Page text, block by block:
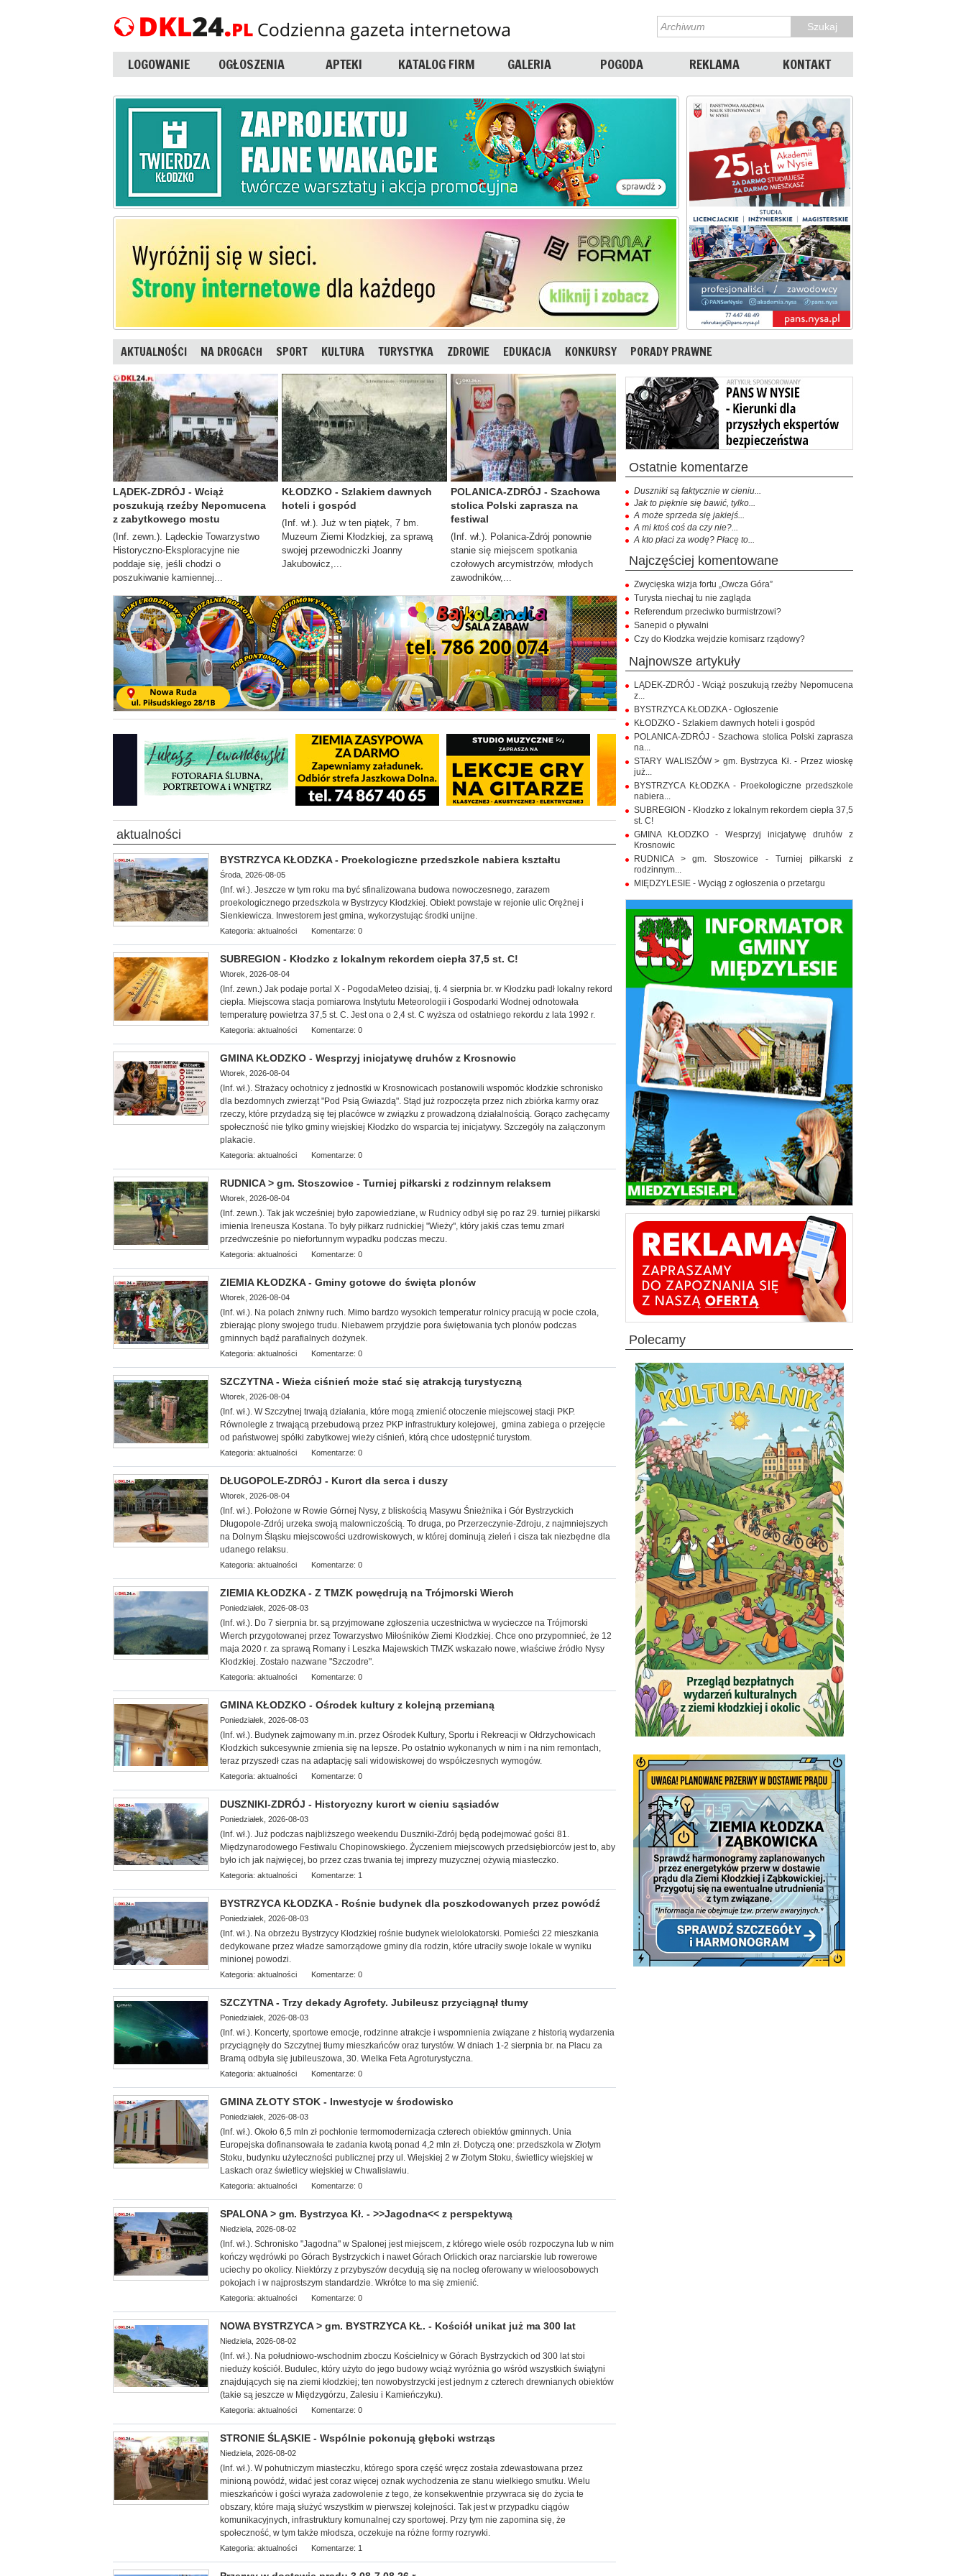
LOGOWANIE OGŁOSZENIA APTEKI KATALOG FIRM GALERIA POGODA REKLAMA KONTAKT
AKTUALNOŚCI NA DROGACH SPORT KULTURA TURYSTYKA ZDROWIE EDUKACJA KONKURSY PORADY PRAWNE
LĄDEK-ZDRÓJ - Wciąż
poszukują rzeźby Nepomucena
z zabytkowego mostu
(Inf. zewn.). Lądeckie Towarzystwo
Historyczno-Eksploracyjne nie
poddaje się, jeśli chodzi o
poszukiwanie kamiennej...
KŁODZKO - Szlakiem dawnych
hoteli i gospód
(Inf. wł.). Już w ten piątek, 7 bm.
Muzeum Ziemi Kłodzkiej, za sprawą
swojej przewodniczki Joanny
Jakubowicz,...
POLANICA-ZDRÓJ - Szachowa
stolica Polski zaprasza na
festiwal
(Inf. wł.). Polanica-Zdrój ponownie
stanie się miejscem spotkania
czołowych arcymistrzów, młodych
zawodników,...
aktualności
BYSTRZYCA KŁODZKA - Proekologiczne przedszkole nabiera kształtu
Środa, 2026-08-05
(Inf. wł.). Jeszcze w tym roku ma być sfinalizowana budowa nowoczesnego, zarazem
proekologicznego przedszkola w Bystrzycy Kłodzkiej. Obiekt powstaje w rejonie ulic Orężnej i
Sienkiewicza. Inwestorem jest gmina, wykorzystując środki unijne.
Kategoria: aktualności Komentarze: 0
SUBREGION - Kłodzko z lokalnym rekordem ciepła 37,5 st. C!
Wtorek, 2026-08-04
(Inf. zewn.) Jak podaje portal X - PogodaMeteo dzisiaj, tj. 4 sierpnia br. w Kłodzku padł lokalny rekord
ciepła. Miejscowa stacja pomiarowa Instytutu Meteorologii i Gospodarki Wodnej odnotowała
temperaturę powietrza 37,5 st. C. Jest ona o 2,4 st. C wyższa od ostatniego rekordu z lata 1992 r.
Kategoria: aktualności Komentarze: 0
GMINA KŁODZKO - Wesprzyj inicjatywę druhów z Krosnowic
Wtorek, 2026-08-04
(Inf. wł.). Strażacy ochotnicy z jednostki w Krosnowicach postanowili wspomóc kłodzkie schronisko
dla bezdomnych zwierząt "Pod Psią Gwiazdą". Stąd już rozpoczęta przez nich zbiórka karmy oraz
rzeczy, które przydadzą się tej placówce w związku z prowadzoną działalnością. Gorąco zachęcamy
społeczność nie tylko gminy wiejskiej Kłodzko do wsparcia tej inicjatywy. Szczegóły na załączonym
plakacie.
Kategoria: aktualności Komentarze: 0
RUDNICA > gm. Stoszowice - Turniej piłkarski z rodzinnym relaksem
Wtorek, 2026-08-04
(Inf. zewn.). Tak jak wcześniej było zapowiedziane, w Rudnicy odbył się po raz 29. turniej piłkarski
imienia Ireneusza Kostana. To były piłkarz rudnickiej "Wieży", który jakiś czas temu zmarł
przedwcześnie po niefortunnym wypadku podczas meczu.
Kategoria: aktualności Komentarze: 0
ZIEMIA KŁODZKA - Gminy gotowe do święta plonów
Wtorek, 2026-08-04
(Inf. wł.). Na polach żniwny ruch. Mimo bardzo wysokich temperatur rolnicy pracują w pocie czoła,
zbierając plony swojego trudu. Niebawem przyjdzie pora świętowania tych plonów podczas
gminnych bądź parafialnych dożynek.
Kategoria: aktualności Komentarze: 0
SZCZYTNA - Wieża ciśnień może stać się atrakcją turystyczną
Wtorek, 2026-08-04
(Inf. wł.). W Szczytnej trwają działania, które mogą zmienić otoczenie miejscowej stacji PKP.
Równolegle z trwającą przebudową przez PKP infrastruktury kolejowej, gmina zabiega o przejęcie
od państwowej spółki zabytkowej wieży ciśnień, którą chce udostępnić turystom.
Kategoria: aktualności Komentarze: 0
DŁUGOPOLE-ZDRÓJ - Kurort dla serca i duszy
Wtorek, 2026-08-04
(Inf. wł.). Położone w Rowie Górnej Nysy, z bliskością Masywu Śnieżnika i Gór Bystrzyckich
Długopole-Zdrój urzeka swoją malowniczością. To druga, po Przerzeczynie-Zdroju, z najmniejszych
na Dolnym Śląsku miejscowości uzdrowiskowych, w której dominują zieleń i cisza tak niezbędne dla
udanego relaksu.
Kategoria: aktualności Komentarze: 0
ZIEMIA KŁODZKA - Z TMZK powędrują na Trójmorski Wierch
Poniedziałek, 2026-08-03
(Inf. wł.). Do 7 sierpnia br. są przyjmowane zgłoszenia uczestnictwa w wycieczce na Trójmorski
Wierch przygotowanej przez Towarzystwo Miłośników Ziemi Kłodzkiej. Chce ono przypomnieć, że 12
maja 2020 r. za sprawą Romany i Leszka Majewskich TMZK wskazało nowe, właściwe źródło Nysy
Kłodzkiej. Zostało nazwane "Szczodre".
Kategoria: aktualności Komentarze: 0
GMINA KŁODZKO - Ośrodek kultury z kolejną przemianą
Poniedziałek, 2026-08-03
(Inf. wł.). Budynek zajmowany m.in. przez Ośrodek Kultury, Sportu i Rekreacji w Ołdrzychowicach
Kłodzkich su kcesywnie zmienia się na lepsze. Po ostatnio wykonanych w nim i na nim remontach,
teraz przyszedł czas na adaptację sali widowiskowej do współczesnych wymogów.
Kategoria: aktualności Komentarze: 0
DUSZNIKI-ZDRÓJ - Historyczny kurort w cieniu sąsiadów
Poniedziałek, 2026-08-03
(Inf. wł.). Już podczas najbliższego weekendu Duszniki-Zdrój będą podejmować gości 81.
Międzynarodowego Festiwalu Chopinowskiego. Życzeniem miejscowych przedsiębiorców jest to, aby
było ich jak najwięcej, bo przez czas trwania tej imprezy muzycznej ożywią miasteczko.
Kategoria: aktualności Komentarze: 1
BYSTRZYCA KŁODZKA - Rośnie budynek dla poszkodowanych przez powódź
Poniedziałek, 2026-08-03
(Inf. wł.). Na obrzeżu Bystrzycy Kłodzkiej rośnie budynek wielolokatorski. Pomieści 22 mieszkania
dedykowane przez władze samorządowe gminy dla rodzin, które utraciły swoje lokale w wyniku
minionej powodzi.
Kategoria: aktualności Komentarze: 0
SZCZYTNA - Trzy dekady Agrofety. Jubileusz przyciągnął tłumy
Poniedziałek, 2026-08-03
(Inf. wł.). Koncerty, sportowe emocje, rodzinne atrakcje i wspomnienia związane z historią wydarzenia
przyciągnęły do Szczytnej tłumy mieszkańców oraz turystów. W dniach 1-2 sierpnia br. na Placu za
Bramą odbyła się jubileuszowa, 30. Wielka Feta Agroturystyczna.
Kategoria: aktualności Komentarze: 0
GMINA ZŁOTY STOK - Inwestycje w środowisko
Poniedziałek, 2026-08-03
(Inf. wł.). Około 6,5 mln zł pochłonie termomodernizacja czterech obiektów gminnych. Unia
Europejska dofinansowała te zadania kwotą ponad 4,2 mln zł. Dotyczą one: przedszkola w Złotym
Stoku, budynku użyteczności publicznej przy ul. Wiejskiej 2 w Złotym Stoku, świetlicy wiejskiej w
Laskach oraz świetlicy wiejskiej w Chwalisławiu.
Kategoria: aktualności Komentarze: 0
SPALONA > gm. Bystrzyca Kł. - >>Jagodna<< z perspektywą
Niedziela, 2026-08-02
(Inf. wł.). Schronisko "Jagodna" w Spalonej jest miejscem, z którego wiele osób rozpoczyna lub w nim
kończy wędrówki po Górach Bystrzyckich i nawet Górach Orlickich oraz narciarskie lub rowerowe
uciechy po okolicy. Niektórzy z przybyszów decydują się na nocleg oferowany w wieloosobowych
pokojach i w najprostszym standardzie. Wkrótce to ma się zmienić.
Kategoria: aktualności Komentarze: 0
NOWA BYSTRZYCA > gm. BYSTRZYCA KŁ. - Kościół unikat już ma 300 lat
Niedziela, 2026-08-02
(Inf. wł.). Na południowo-wschodnim zboczu Kościelnicy w Górach Bystrzyckich od 300 lat stoi
nieduży kościół. Budulec, który użyto do jego budowy wciąż wyróżnia go wśród wszystkich świątyni
znajdujących się na ziemi kłodzkiej; ten nowobystrzycki jest jednym z czterech drewnianych obiektów
(takie są jeszcze w Międzygórzu, Zalesiu i Kamieńczyku).
Kategoria: aktualności Komentarze: 0
STRONIE ŚLĄSKIE - Wspólnie pokonują głęboki wstrząs
Niedziela, 2026-08-02
(Inf. wł.). W pohutniczym miasteczku, którego spora część wręcz została zdewastowana przez
minioną powódź, widać jest coraz więcej oznak wychodzenia ze stanu wielkiego smutku. Wielu
mieszkańców i gości wyraża zadowolenie z tego, że konsekwentnie przywraca się do życia te
obszary, które mają służyć wszystkim w pierwszej kolejności. Tak jest w przypadku ciągów
komunikacyjnych, infrastruktury komunalnej czy sportowej. Przy tym nie zapomina się, że
społeczność, w tym także młodsza, oczekuje na różne formy rozrywki.
Kategoria: aktualności Komentarze: 1
ostatnie komentarze
Duszniki są faktycznie w cieniu...
Jak to pięknie się bawić, tylko...
A może sprzeda się jakiejś...
A mi ktoś coś da czy nie?...
A kto płaci za wodę? Płacę to...
najczęściej komentowane
Zwycięska wizja fortu „Owcza Góra”
Turysta niechaj tu nie zagląda
Referendum przeciwko burmistrzowi?
Sanepid o pływalni
Czy do Kłodzka wejdzie komisarz rządowy?
najnowsze artykuły
LĄDEK-ZDRÓJ - Wciąż poszukują rzeźby Nepomucena
z...
BYSTRZYCA KŁODZKA - Ogłoszenie
KŁODZKO - Szlakiem dawnych hoteli i gospód
POLANICA-ZDRÓJ - Szachowa stolica Polski zaprasza
na...
STARY WALISZÓW > gm. Bystrzyca Kł. - Przez wioskę
już...
BYSTRZYCA KŁODZKA - Proekologiczne przedszkole
nabiera...
SUBREGION - Kłodzko z lokalnym rekordem ciepła 37,5
st. C!
GMINA KŁODZKO - Wesprzyj inicjatywę druhów z
Krosnowic
RUDNICA > gm. Stoszowice - Turniej piłkarski z
rodzinnym...
MIĘDZYLESIE - Wyciąg z ogłoszenia o przetargu
polecamy